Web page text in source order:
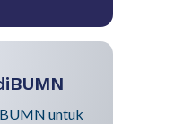
untuk